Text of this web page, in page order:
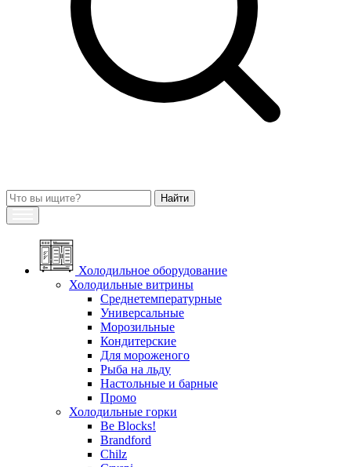
Холодильное оборудование
Холодильные витрины
Среднетемпературные
Универсальные
Морозильные
Кондитерские
Для мороженого
Рыба на льду
Настольные и барные
Промо
Холодильные горки
Be Blocks!
Brandford
Chilz